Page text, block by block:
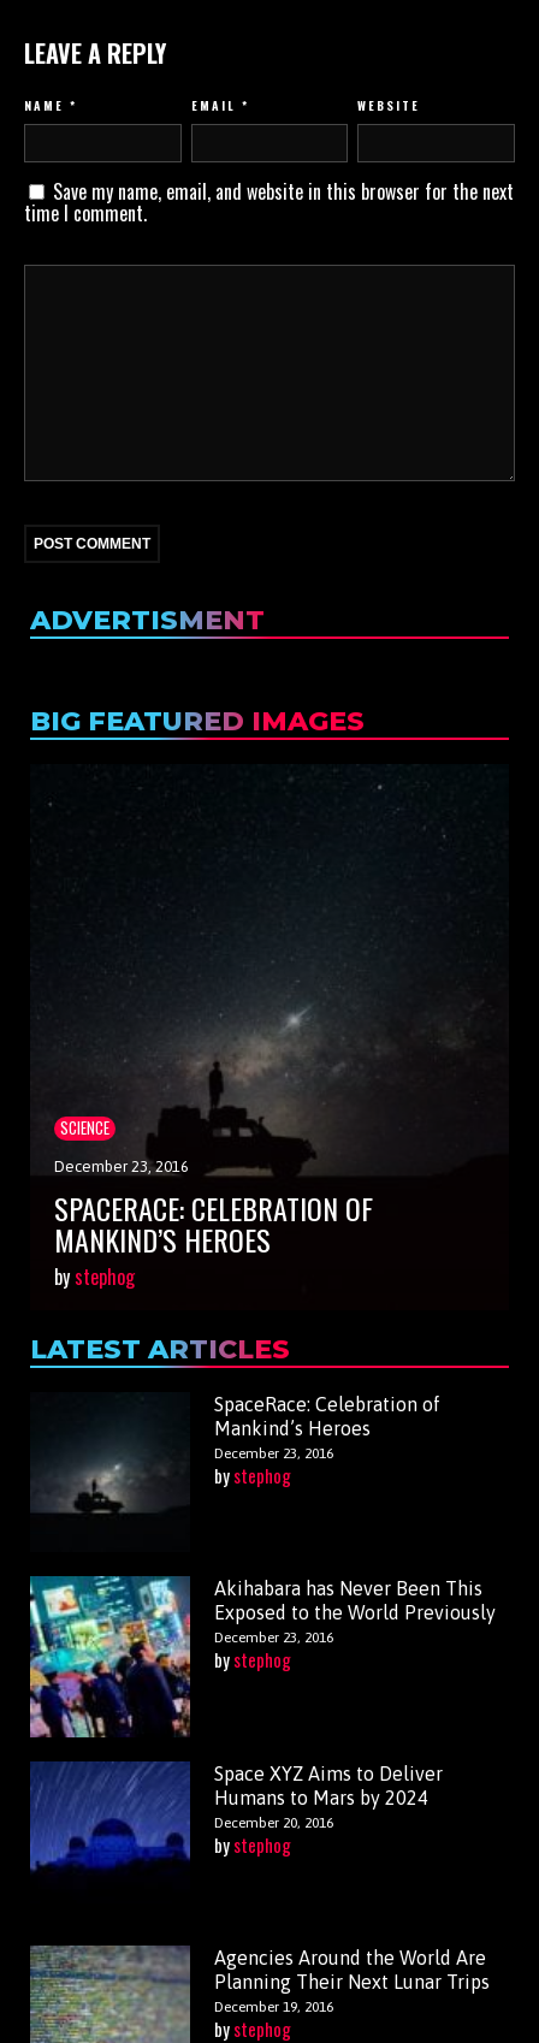
LEAVE A REPLY
NAME * EMAIL * WEBSITE
Save my name, email, and website in this browser for the next
time I comment.
ADVERTISMENT
BIG FEATURED IMAGES
SCIENCE
December 23, 2016
SPACERACE: CELEBRATION OF
MANKIND’S HEROES
bystephog
LATEST ARTICLES
SpaceRace: Celebration of
Mankind’s Heroes
December 23, 2016
bystephog
Akihabara has Never Been This
Exposed to the World Previously
December 23, 2016
bystephog
Space XYZ Aims to Deliver
Humans to Mars by 2024
December 20, 2016
bystephog
Agencies Around the World Are
Planning Their Next Lunar Trips
December 19, 2016
bystephog